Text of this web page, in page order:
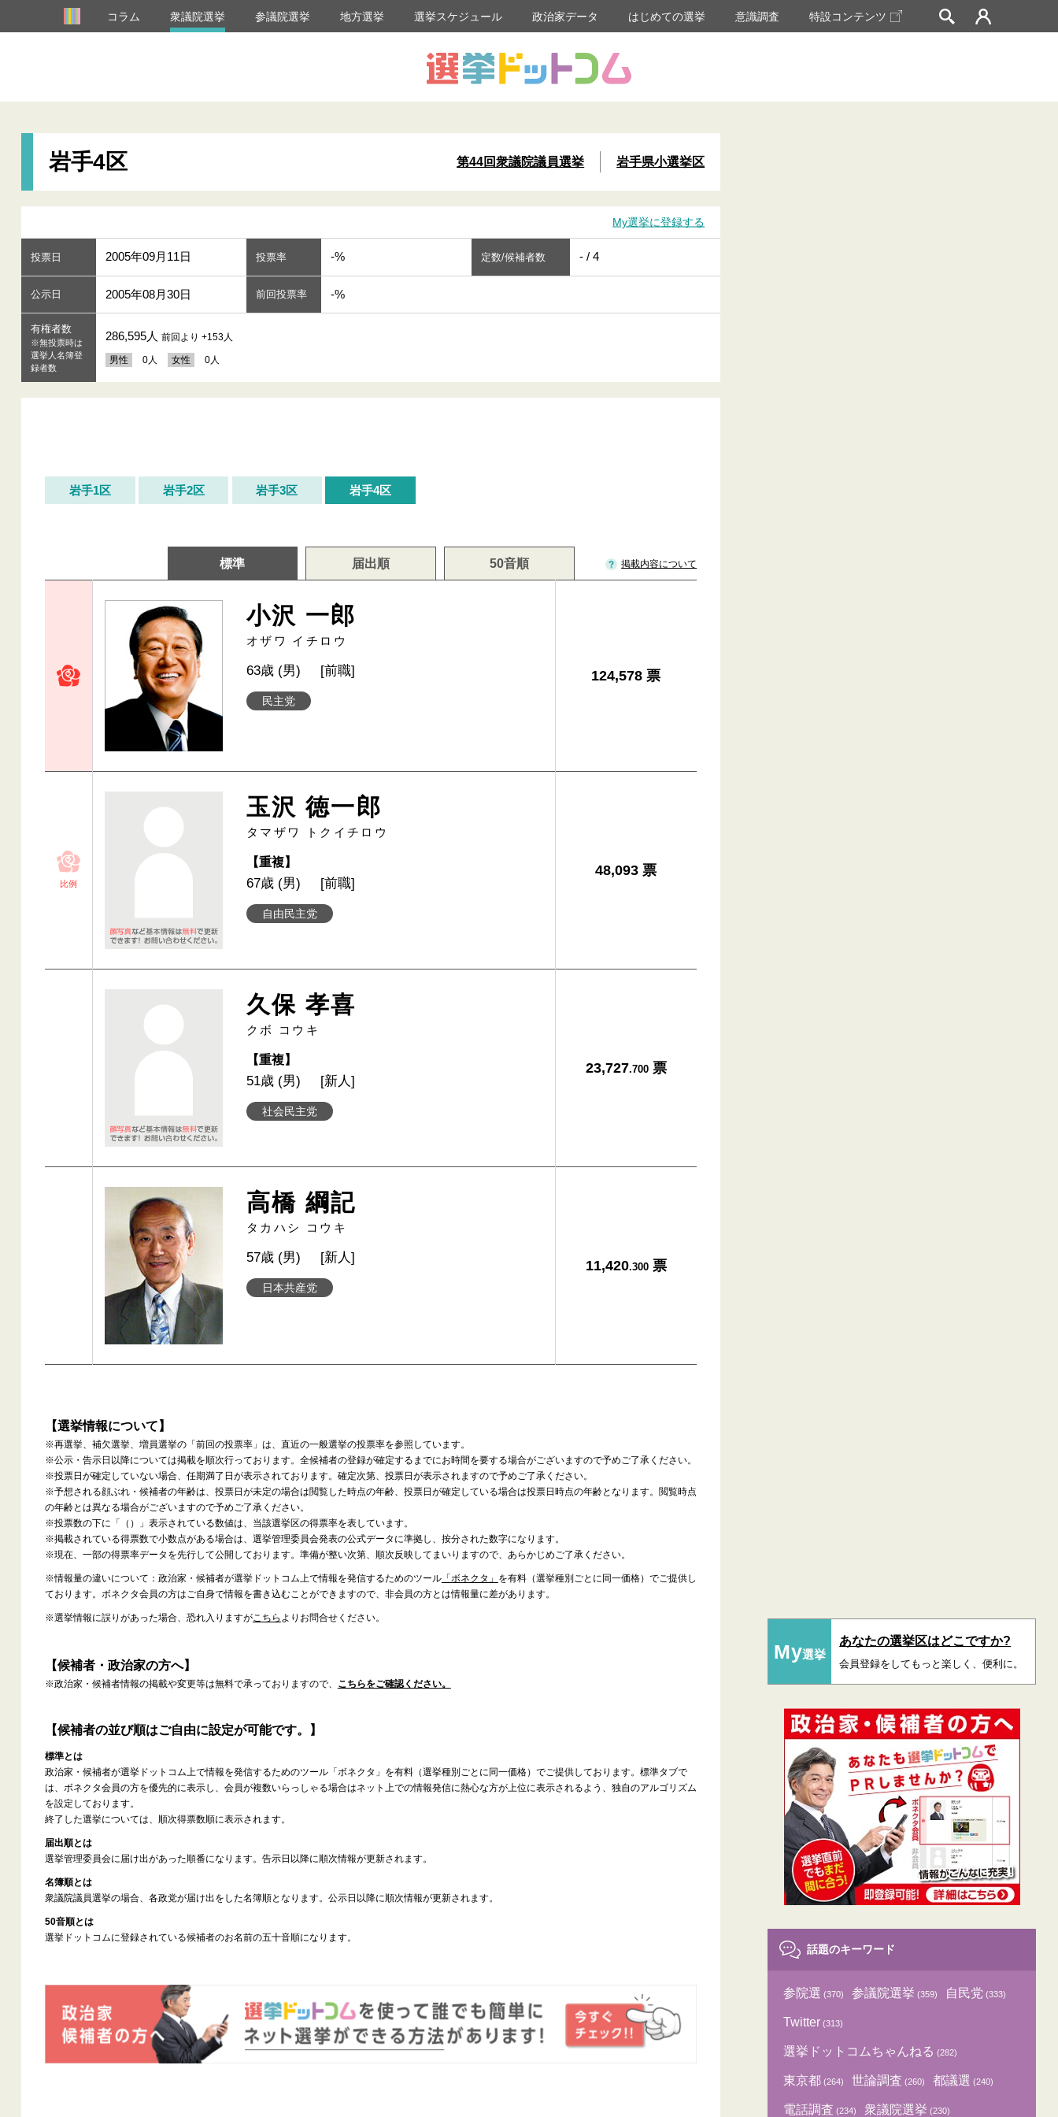
コラム 衆議院選挙 参議院選挙 地方選挙 選挙スケジュール 政治家データ はじめての選挙 意識調査 特設コンテンツ
岩手4区 第44回衆議院議員選挙 岩手県小選挙区
My選挙に登録する
投票日 2005年09月11日 投票率 -% 定数/候補者数 - / 4
公示日 2005年08月30日 前回投票率 -%
有権者数
※無投票時は
選挙人名簿登
録者数
286,595人 前回より +153人
男性 0人 女性 0人
岩手1区 岩手2区 岩手3区 岩手4区
標準 届出順 50音順 掲載内容について
小沢 一郎
オザワ イチロウ
民主党
63歳 (男) [前職] 124,578 票
比例
玉沢 徳一郎
タマザワ トクイチロウ
自由民主党
【重複】
67歳 (男) [前職]
48,093 票
久保 孝喜
クボ コウキ
社会民主党
【重複】
51歳 (男) [新人]
23,727.700票
高橋 綱記
タカハシ コウキ
日本共産党
57歳 (男) [新人]
11,420.300票
【選挙情報について】
※再選挙、補欠選挙、増員選挙の「前回の投票率」は、直近の一般選挙の投票率を参照しています。
※公示・告示日以降については掲載を順次行っております。全候補者の登録が確定するまでにお時間を要する場合がございますので予めご了承ください。
※投票日が確定していない場合、任期満了日が表示されております。確定次第、投票日が表示されますので予めご了承ください。
※予想される顔ぶれ・候補者の年齢は、投票日が未定の場合は閲覧した時点の年齢、投票日が確定している場合は投票日時点の年齢となります。閲覧時点
の年齢とは異なる場合がございますので予めご了承ください。
※投票数の下に「（）」表示されている数値は、当該選挙区の得票率を表しています。
※掲載されている得票数で小数点がある場合は、選挙管理委員会発表の公式データに準拠し、按分された数字になります。
※現在、一部の得票率データを先行して公開しております。準備が整い次第、順次反映してまいりますので、あらかじめご了承ください。
※情報量の違いについて：政治家・候補者が選挙ドットコム上で情報を発信するためのツール「ボネクタ」 を有料（選挙種別ごとに同一価格）でご提供し
ております。ボネクタ会員の方はご自身で情報を書き込むことができますので、非会員の方とは情報量に差があります。
※選挙情報に誤りがあった場合、恐れ入りますがこちら よりお問合せください。
【候補者・政治家の方へ】
※政治家・候補者情報の掲載や変更等は無料で承っておりますので、 こちらをご確認ください。
【候補者の並び順はご自由に設定が可能です。】
標準とは
政治家・候補者が選挙ドットコム上で情報を発信するためのツール「ボネクタ」を有料（選挙種別ごとに同一価格）でご提供しております。標準タブで
は、ボネクタ会員の方を優先的に表示し、会員が複数いらっしゃる場合はネット上での情報発信に熱心な方が上位に表示されるよう、独自のアルゴリズム
を設定しております。
終了した選挙については、順次得票数順に表示されます。
届出順とは
選挙管理委員会に届け出があった順番になります。告示日以降に順次情報が更新されます。
名簿順とは
衆議院議員選挙の場合、各政党が届け出をした名簿順となります。公示日以降に順次情報が更新されます。
50音順とは
選挙ドットコムに登録されている候補者のお名前の五十音順になります。
My選挙
あなたの選挙区はどこですか?
会員登録をしてもっと楽しく、便利に。
話題のキーワード
参院選 (370) 参議院選挙 (359) 自民党 (333)
Twitter (313)
選挙ドットコムちゃんねる (282)
東京都 (264) 世論調査 (260) 都議選 (240)
電話調査 (234) 衆議院選挙 (230)